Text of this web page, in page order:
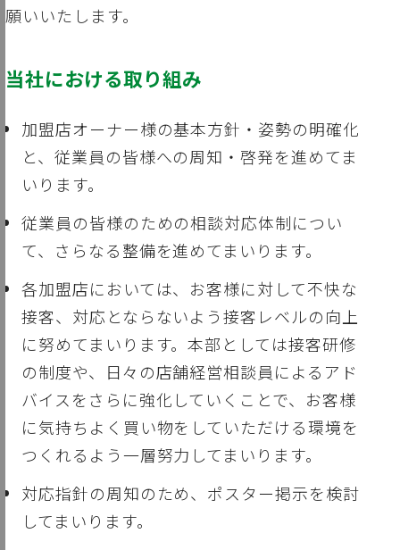
願いいたします。
当社における取り組み
加盟店オーナー様の基本方針・姿勢の明確化
と、従業員の皆様への周知・啓発を進めてま
いります。
従業員の皆様のための相談対応体制につい
て、さらなる整備を進めてまいります。
各加盟店においては、お客様に対して不快な
接客、対応とならないよう接客レベルの向上
に努めてまいります。本部としては接客研修
の制度や、日々の店舗経営相談員によるアド
バイスをさらに強化していくことで、お客様
に気持ちよく買い物をしていただける環境を
つくれるよう一層努力してまいります。
対応指針の周知のため、ポスター掲示を検討
してまいります。